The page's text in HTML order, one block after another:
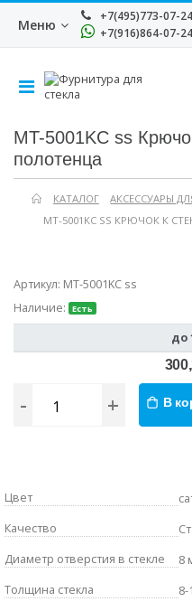
Меню
+7(495)773-07-24
+7(916)864-07-24
MT-5001KC ss
полотенца
КАТАЛОГ
АКСЕССУАРЫ
MT-5001KC SS КРЮЧОК К
Артикул: MT-5001KC ss
Наличие:
Есть
до
- + В
Цвет
Качество
Диаметр отверстия в стекле
8
Толщина стекла